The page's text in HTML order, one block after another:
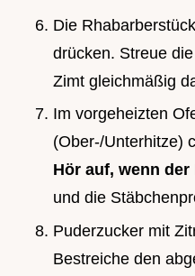
Die
drücken. Streue
Zimt gleichmäßig
Im vorgeheizten
(Ober-/Unterhitze)
Hör auf, wenn
und die
Puderzucker mit
Bestreiche den